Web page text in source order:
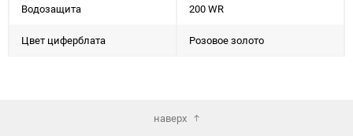
Водозащита 200 WR
Цвет циферблата Розовое золото
наверх